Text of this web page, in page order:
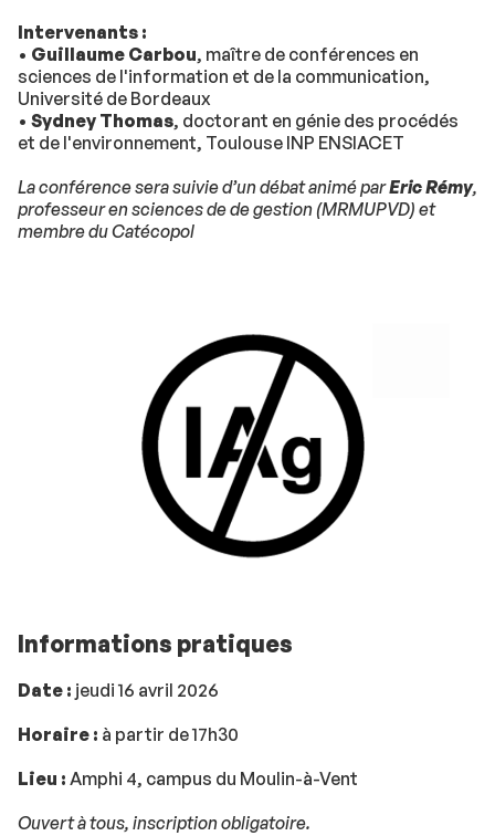
Intervenants :
• Guillaume Carbou, maître de conférences en
sciences de l'information et de la communication,
Université de Bordeaux
• Sydney Thomas, doctorant en génie des procédés
et de l'environnement, Toulouse INP ENSIACET
La conférence sera suivie d’un débat animé parEric Rémy,
professeur en sciences de de gestion (MRMUPVD) et
membre du Catécopol
Informations pratiques
Date : jeudi 16 avril 2026
Horaire : à partir de 17h30
Lieu : Amphi 4, campus du Moulin-à-Vent
Ouvert à tous, inscription obligatoire.